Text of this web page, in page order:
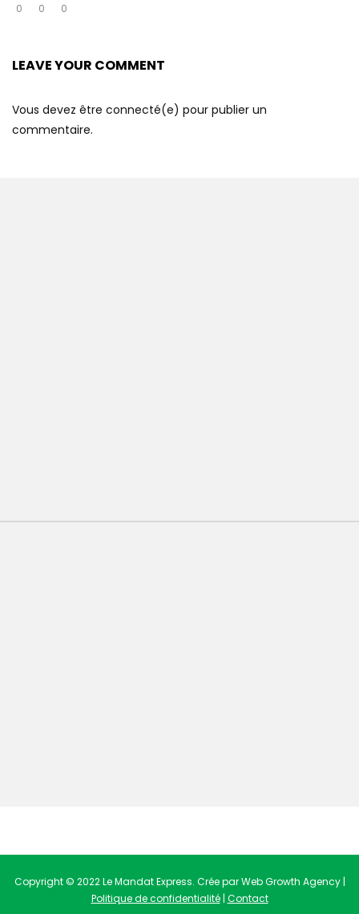
0
0 0
LEAVE YOUR COMMENT
Vous devez être connecté(e) pour publier un
commentaire.
Copyright © 2022 Le Mandat Express. Crée par Web Growth Agency |
Politique de confidentialité| Contact